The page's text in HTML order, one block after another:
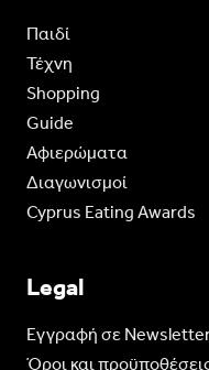
Παιδί
Τέχνη
Shopping
Guide
Aφιερώματα
Διαγωνισμοί
Cyprus Eating Awards
Legal
Eγγραφή σε
Όροι και